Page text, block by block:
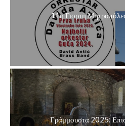
11η Γιορτή
Γράμμουστα 2025: